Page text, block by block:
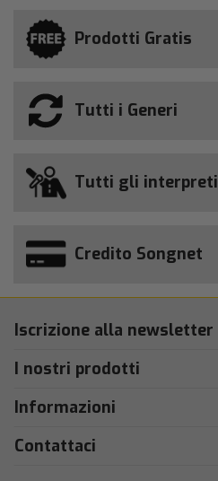
Prodotti Gratis
Tutti i Generi
Tutti gli interpreti
Credito Songnet
Iscrizione alla newsletter
I nostri prodotti
Informazioni
Contattaci